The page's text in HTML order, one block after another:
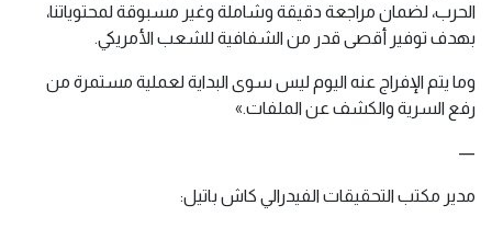
الحرب، لضمان مراجعة دقيقة وشاملة وغير مسبوقة لمحتوياتنا،
بهدف توفير أقصى قدر من الشفافية للشعب الأمريكي.
وما يتم الإفراج عنه اليوم ليس سوى البداية لعملية مستمرة من
رفع السرية والكشف عن الملفات.»
—
مدير مكتب التحقيقات الفيدرالي كاش باتيل: